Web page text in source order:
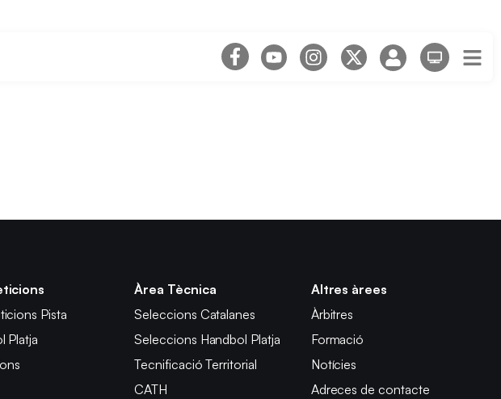
Pista
Platja
Àrea Tècnica
Seleccions Catalanes
Seleccions Handbol Platja
Tecnificació Territorial
CATH
Altres àrees
Àrbitres
Formació
Notícies
Adreces de contacte